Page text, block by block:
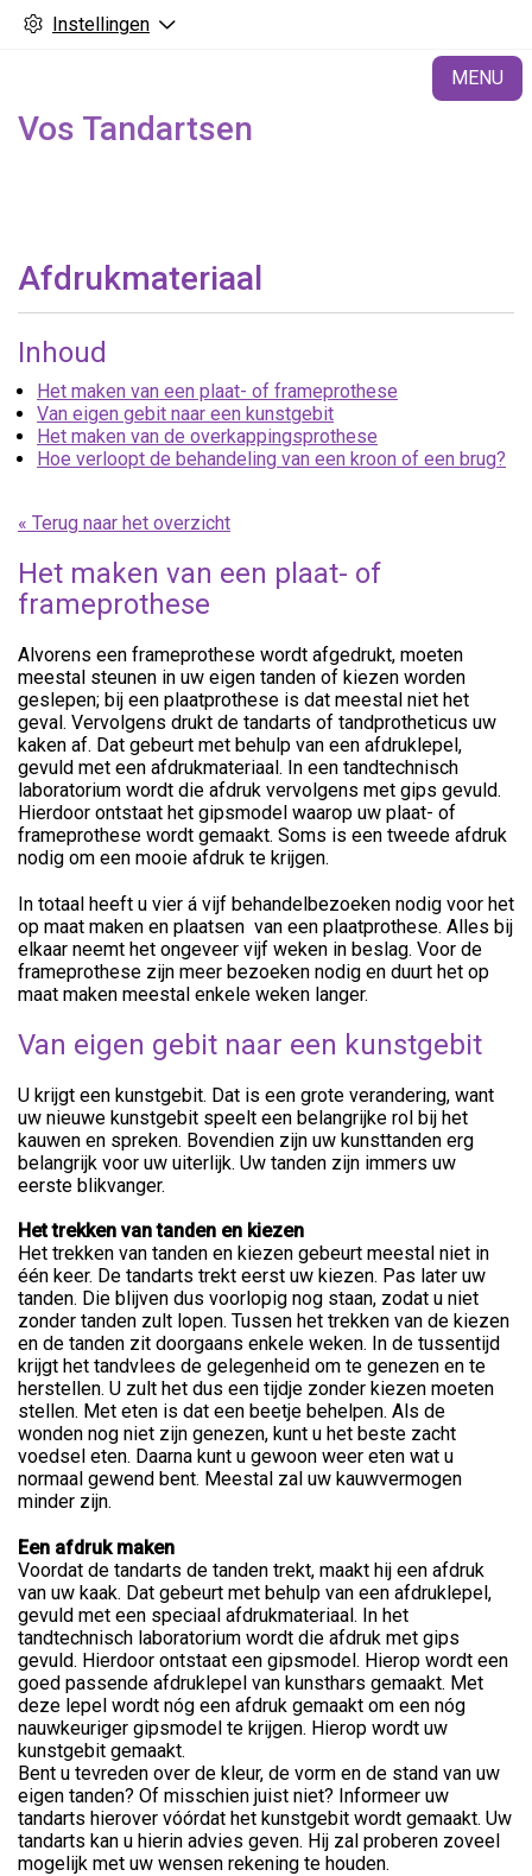
Instellingen
MENU
Vos Tandartsen
Afdrukmateriaal
Inhoud
Het maken van een plaat- of frameprothese
Van eigen gebit naar een kunstgebit
Het maken van de overkappingsprothese
Hoe verloopt de behandeling van een kroon of een brug?
« Terug naar het overzicht
Het maken van een plaat- of
frameprothese
Alvorens een frameprothese wordt afgedrukt, moeten
meestal steunen in uw eigen tanden of kiezen worden
geslepen; bij een plaatprothese is dat meestal niet het
geval. Vervolgens drukt de tandarts of tandprotheticus uw
kaken af. Dat gebeurt met behulp van een afdruklepel,
gevuld met een afdrukmateriaal. In een tandtechnisch
laboratorium wordt die afdruk vervolgens met gips gevuld.
Hierdoor ontstaat het gipsmodel waarop uw plaat- of
frameprothese wordt gemaakt. Soms is een tweede afdruk
nodig om een mooie afdruk te krijgen.
In totaal heeft u vier á vijf behandelbezoeken nodig voor het
op maat maken en plaatsen van een plaatprothese. Alles bij
elkaar neemt het ongeveer vijf weken in beslag. Voor de
frameprothese zijn meer bezoeken nodig en duurt het op
maat maken meestal enkele weken langer.
Van eigen gebit naar een kunstgebit
U krijgt een kunstgebit. Dat is een grote verandering, want
uw nieuwe kunstgebit speelt een belangrijke rol bij het
kauwen en spreken. Bovendien zijn uw kunsttanden erg
belangrijk voor uw uiterlijk. Uw tanden zijn immers uw
eerste blikvanger.
Het trekken van tanden en kiezen
Het trekken van tanden en kiezen gebeurt meestal niet in
één keer. De tandarts trekt eerst uw kiezen. Pas later uw
tanden. Die blijven dus voorlopig nog staan, zodat u niet
zonder tanden zult lopen. Tussen het trekken van de kiezen
en de tanden zit doorgaans enkele weken. In de tussentijd
krijgt het tandvlees de gelegenheid om te genezen en te
herstellen. U zult het dus een tijdje zonder kiezen moeten
stellen. Met eten is dat een beetje behelpen. Als de
wonden nog niet zijn genezen, kunt u het beste zacht
voedsel eten. Daarna kunt u gewoon weer eten wat u
normaal gewend bent. Meestal zal uw kauwvermogen
minder zijn.
Een afdruk maken
Voordat de tandarts de tanden trekt, maakt hij een afdruk
van uw kaak. Dat gebeurt met behulp van een afdruklepel,
gevuld met een speciaal afdrukmateriaal. In het
tandtechnisch laboratorium wordt die afdruk met gips
gevuld. Hierdoor ontstaat een gipsmodel. Hierop wordt een
goed passende afdruklepel van kunsthars gemaakt. Met
deze lepel wordt nóg een afdruk gemaakt om een nóg
nauwkeuriger gipsmodel te krijgen. Hierop wordt uw
kunstgebit gemaakt.
Bent u tevreden over de kleur, de vorm en de stand van uw
eigen tanden? Of misschien juist niet? Informeer uw
tandarts hierover vóórdat het kunstgebit wordt gemaakt. Uw
tandarts kan u hierin advies geven. Hij zal proberen zoveel
mogelijk met uw wensen rekening te houden.